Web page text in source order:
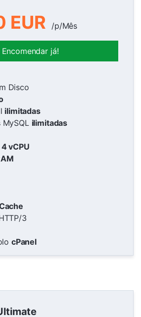
EUR /p/Mês
Encomendar já!
Disco
ilimitadas
MySQL ilimitadas
4 vCPU
3
cPanel